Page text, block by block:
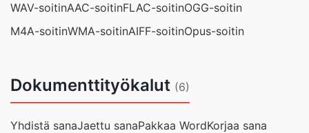
WAV-soitinAAC-soitinFLAC-soitinOGG-soitin
M4A-soitinWMA-soitinAIFF-soitinOpus-soitin
Dokumenttityökalut (6)
Yhdistä sanaJaettu sanaPakkaa WordKorjaa sana